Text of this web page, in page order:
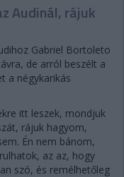
Audinál, rájuk
Gabriel Bortoleto
de arról beszélt a
a négykarikás
itt leszek, mondjuk
rájuk hagyom,
Én nem bánom,
az az, hogy
szó, és remélhetőleg